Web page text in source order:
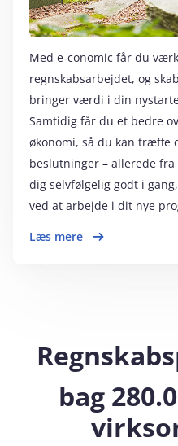
Med e‑conomic får du
regnskabsarbejdet, og
bringer værdi i din
Samtidig får du et bedre
økonomi, så du kan træffe
beslutninger – allerede
dig selvfølgelig godt i
ved at arbejde i dit nye
Læs mere
bag